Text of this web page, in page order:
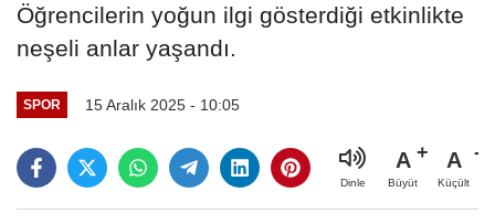
Öğrencilerin yoğun ilgi gösterdiği etkinlikte
neşeli anlar yaşandı.
SPOR 15 Aralık 2025 - 10:05
Dinle
A
Büyüt
A
Küçült